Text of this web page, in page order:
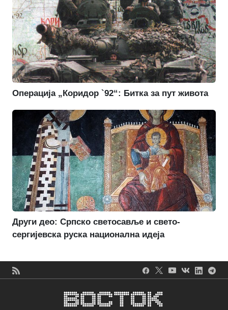
Операција „Коридор `92“: Битка за пут живота
Други део: Српско светосавље и свето-
сергијевска руска национална идеја